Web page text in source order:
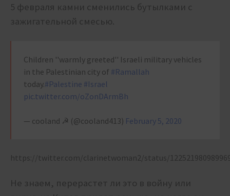
5 февраля камни сменились бутылками с
зажигательной смесью.
Children ''warmly greeted'' Israeli military vehicles
in the Palestinian city of #Ramallah
today.#Palestine #Israel
pic.twitter.com/oZonDArmBh
— cooland ☭ (@cooland413) February 5, 2020
https://twitter.com/clarinetwoman2/status/
Не знаем, перерастет ли это в войну или